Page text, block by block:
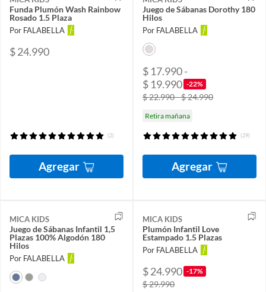
Funda Plumón Wash Rainbow
Rosado 1.5 Plaza
Por FALABELLA
$ 24.990
(2)
Agregar
Juego de Sábanas Dorothy 180
Hilos
Por FALABELLA
$ 17.990 -
$ 19.990 -22%
$ 22.990 - $ 24.990
Retira mañana
(29)
Agregar
MICA KIDS
Juego de Sábanas Infantil 1,5
Plazas 100% Algodón 180
Hilos
Por FALABELLA
MICA KIDS
Plumón Infantil Love
Estampado 1.5 Plazas
Por FALABELLA
$ 24.990 -17%
$ 29.990